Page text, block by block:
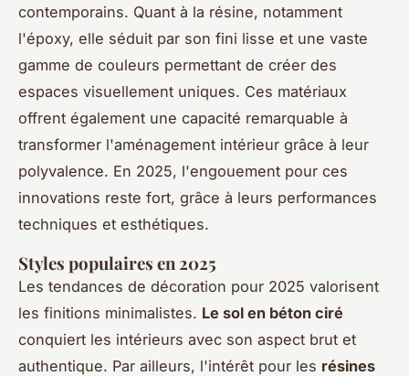
contemporains. Quant à la résine, notamment
l'époxy, elle séduit par son fini lisse et une vaste
gamme de couleurs permettant de créer des
espaces visuellement uniques. Ces matériaux
offrent également une capacité remarquable à
transformer l'aménagement intérieur grâce à leur
polyvalence. En 2025, l'engouement pour ces
innovations reste fort, grâce à leurs performances
techniques et esthétiques.
Styles populaires en 2025
Les tendances de décoration pour 2025 valorisent
les finitions minimalistes. Le sol en béton ciré
conquiert les intérieurs avec son aspect brut et
authentique. Par ailleurs, l'intérêt pour les résines